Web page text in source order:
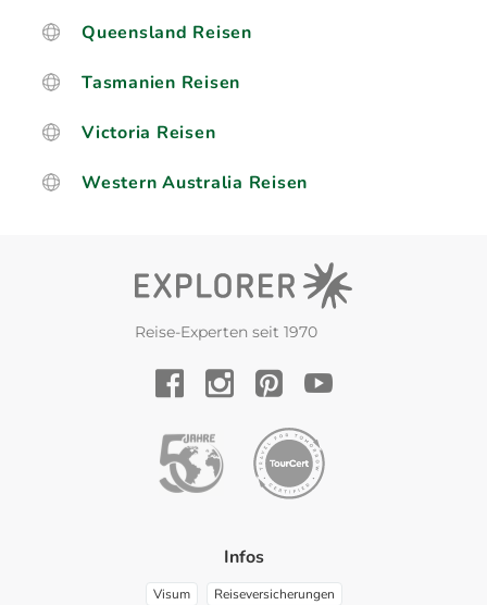
Queensland Reisen
Tasmanien Reisen
Victoria Reisen
Western Australia Reisen
Reise-Experten seit 1970
Infos
Visum
Reiseversicherungen